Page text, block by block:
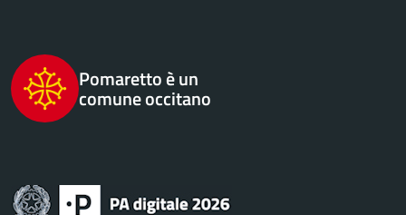
Pomaretto è un
comune occitano